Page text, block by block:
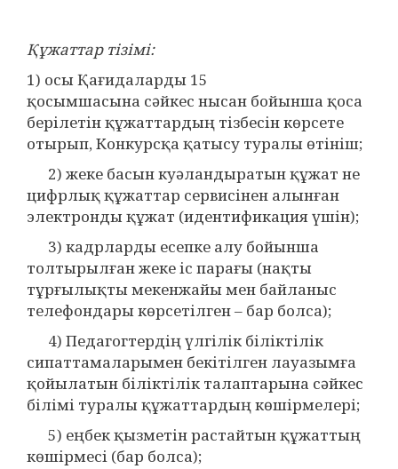
Құжаттар тізімі:
1) осы Қағидаларды 15
қосымшасына сәйкес нысан бойынша қоса
берілетін құжаттардың тізбесін көрсете
отырып, Конкурсқа қатысу туралы өтініш;
2) жеке басын куәландыратын құжат не
цифрлық құжаттар сервисінен алынған
электронды құжат (идентификация үшін);
3) кадрларды есепке алу бойынша
толтырылған жеке іс парағы (нақты
тұрғылықты мекенжайы мен байланыс
телефондары көрсетілген – бар болса);
4) Педагогтердің үлгілік біліктілік
сипаттамаларымен бекітілген лауазымға
қойылатын біліктілік талаптарына сәйкес
білімі туралы құжаттардың көшірмелері;
5) еңбек қызметін растайтын құжаттың
көшірмесі (бар болса);